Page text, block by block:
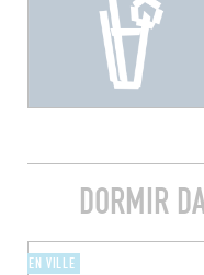
DORMIR
EN VILLE